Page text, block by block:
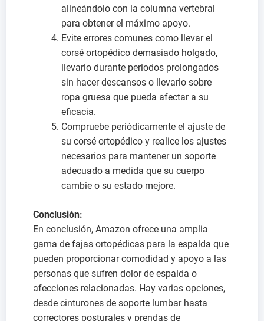
alineándolo con la columna vertebral
para obtener el máximo apoyo.
Evite errores comunes como llevar el
corsé ortopédico demasiado holgado,
llevarlo durante periodos prolongados
sin hacer descansos o llevarlo sobre
ropa gruesa que pueda afectar a su
eficacia.
Compruebe periódicamente el ajuste de
su corsé ortopédico y realice los ajustes
necesarios para mantener un soporte
adecuado a medida que su cuerpo
cambie o su estado mejore.
Conclusión:
En conclusión, Amazon ofrece una amplia
gama de fajas ortopédicas para la espalda que
pueden proporcionar comodidad y apoyo a las
personas que sufren dolor de espalda o
afecciones relacionadas. Hay varias opciones,
desde cinturones de soporte lumbar hasta
correctores posturales y prendas de